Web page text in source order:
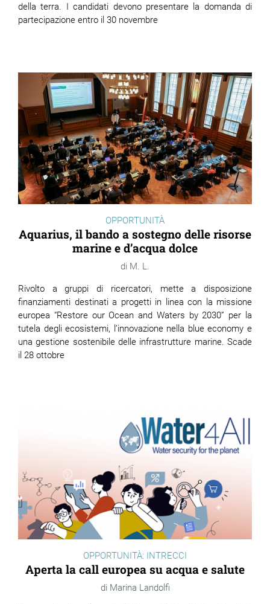
della terra. I candidati devono presentare la domanda di
partecipazione entro il 30 novembre
OPPORTUNITÀ
Aquarius, il bando a sostegno delle risorse
marine e d’acqua dolce
M. L.
Rivolto a gruppi di ricercatori, mette a disposizione
finanziamenti destinati a progetti in linea con la missione
europea “Restore our Ocean and Waters by 2030” per la
tutela degli ecosistemi, l’innovazione nella blue economy e
una gestione sostenibile delle infrastrutture marine. Scade
il 28 ottobre
OPPORTUNITÀ: INTRECCI
Aperta la call europea su acqua e salute
Marina Landolfi